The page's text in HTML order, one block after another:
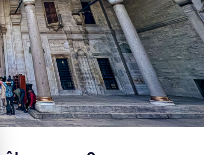
le bandeau des cookies